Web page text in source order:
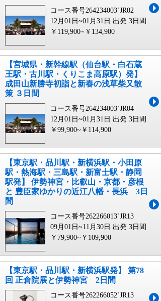
コース番号264234003`JR02
12月01日~01月31日 出発 3日間
￥119,900~￥134,900
【宮城県・新幹線駅（仙台駅・白石蔵
王駅・古川駅・くりこま高原駅）発】
成田山新勝寺初詣と新春の浅草柴又散
策 ３日間
コース番号264234003`JR04
12月01日~01月31日 出発 3日間
￥99,900~￥114,900
【東京駅・品川駅・新横浜駅・小田原
駅・熱海駅・三島駅・新富士駅・静岡
駅発】 伊勢神宮・比叡山・京都・彦根
と 豊臣家ゆかりの近江八幡・長浜 3日
間
コース番号262266013`JR13
09月01日~11月30日 出発 3日間
￥79,900~￥109,900
【東京駅・品川駅・新横浜駅発】 第78
回 正倉院展と伊勢神宮 2日間
コース番号262266052`JR13